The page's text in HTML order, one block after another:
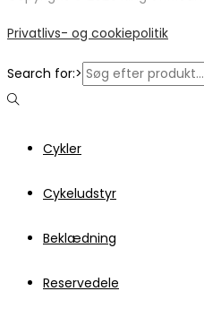
Privatlivs- og cookiepolitik
Search for:>
Cykler
Cykeludstyr
Beklædning
Reservedele